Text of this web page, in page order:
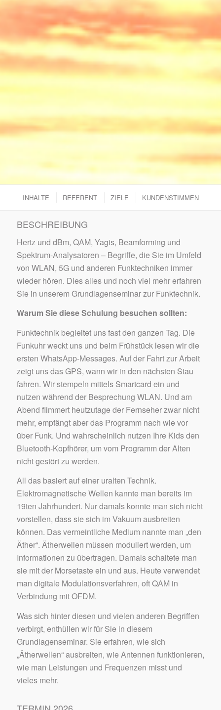
INHALTE REFERENT ZIELE KUNDENSTIMMEN
BESCHREIBUNG
Hertz und dBm, QAM, Yagis, Beamforming und
Spektrum-Analysatoren – Begriffe, die Sie im Umfeld
von WLAN, 5G und anderen Funktechniken immer
wieder hören. Dies alles und noch viel mehr erfahren
Sie in unserem Grundlagenseminar zur Funktechnik.
Warum Sie diese Schulung besuchen sollten:
Funktechnik begleitet uns fast den ganzen Tag. Die
Funkuhr weckt uns und beim Frühstück lesen wir die
ersten WhatsApp-Messages. Auf der Fahrt zur Arbeit
zeigt uns das GPS, wann wir in den nächsten Stau
fahren. Wir stempeln mittels Smartcard ein und
nutzen während der Besprechung WLAN. Und am
Abend flimmert heutzutage der Fernseher zwar nicht
mehr, empfängt aber das Programm nach wie vor
über Funk. Und wahrscheinlich nutzen Ihre Kids den
Bluetooth-Kopfhörer, um vom Programm der Alten
nicht gestört zu werden.
All das basiert auf einer uralten Technik.
Elektromagnetische Wellen kannte man bereits im
19ten Jahrhundert. Nur damals konnte man sich nicht
vorstellen, dass sie sich im Vakuum ausbreiten
können. Das vermeintliche Medium nannte man „den
Äther“. Ätherwellen müssen moduliert werden, um
Informationen zu übertragen. Damals schaltete man
sie mit der Morsetaste ein und aus. Heute verwendet
man digitale Modulationsverfahren, oft QAM in
Verbindung mit OFDM.
Was sich hinter diesen und vielen anderen Begriffen
verbirgt, enthüllen wir für Sie in diesem
Grundlagenseminar. Sie erfahren, wie sich
„Ätherwellen“ ausbreiten, wie Antennen funktionieren,
wie man Leistungen und Frequenzen misst und
vieles mehr.